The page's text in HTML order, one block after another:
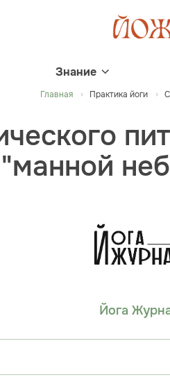
Знание
Главная Практика йоги
"манной
Йога